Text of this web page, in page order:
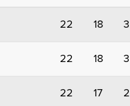
22 18 3
22 18 3
22 17 2